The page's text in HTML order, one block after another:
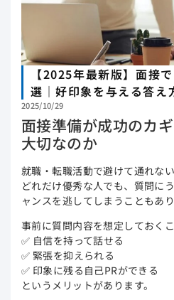
【2025年最新版】面接
選｜好印象を与える答え
2025/10/29
面接準備が成功のカ
大切なのか
就職・転職活動で避けて通れない
どれだけ優秀な人でも、質問に
ャンスを逃してしまうこともあり
事前に質問内容を想定しておくこ
✅ 自信を持って話せる
✅ 緊張を抑えられる
✅ 印象に残る自己PRができる
というメリットがあります。